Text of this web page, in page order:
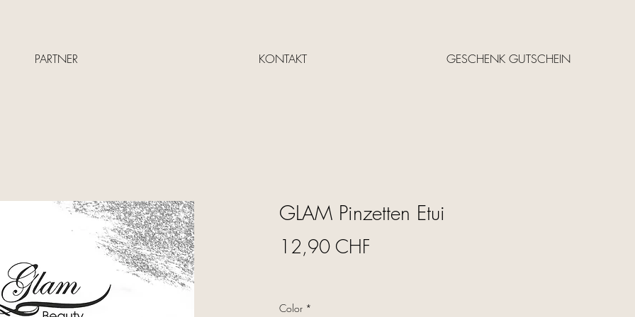
PARTNER KONTAKT GESCHENK GUTSCHEIN
GLAM Pinzetten Etui
12,90 CHF
Color *